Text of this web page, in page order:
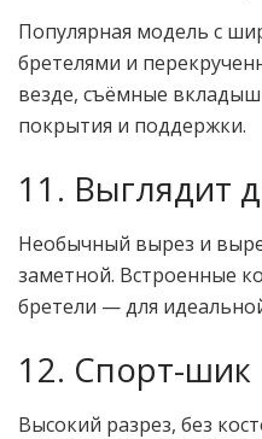
Популярная модель с
бретелями и
везде, съёмные
покрытия и поддержки.
11. Выглядит
Необычный вырез и
заметной. Встроенные
бретели — для
12. Спорт-шик
Высокий разрез, без